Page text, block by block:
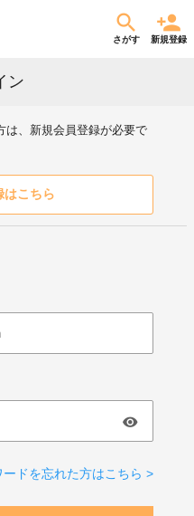
さがす 新規登録
ン
は、新規会員登録が必要で
はこちら
ードを忘れた方はこちら >